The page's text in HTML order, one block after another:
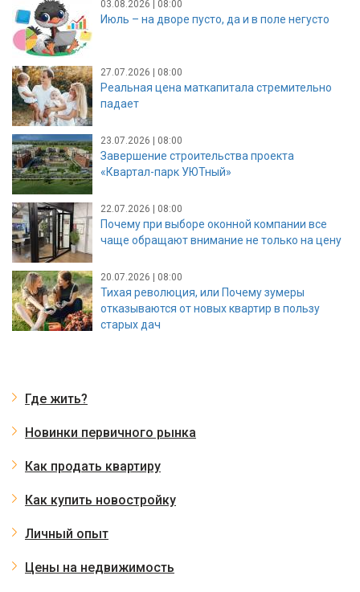
03.08.2026 | 08:00
Июль – на дворе пусто, да и в поле негусто
27.07.2026 | 08:00
Реальная цена маткапитала стремительно
падает
23.07.2026 | 08:00
Завершение строительства проекта
«Квартал-парк УЮТный»
22.07.2026 | 08:00
Почему при выборе оконной компании все
чаще обращают внимание не только на цену
20.07.2026 | 08:00
Тихая революция, или Почему зумеры
отказываются от новых квартир в пользу
старых дач
Где жить?
Новинки первичного рынка
Как продать квартиру
Как купить новостройку
Личный опыт
Цены на недвижимость